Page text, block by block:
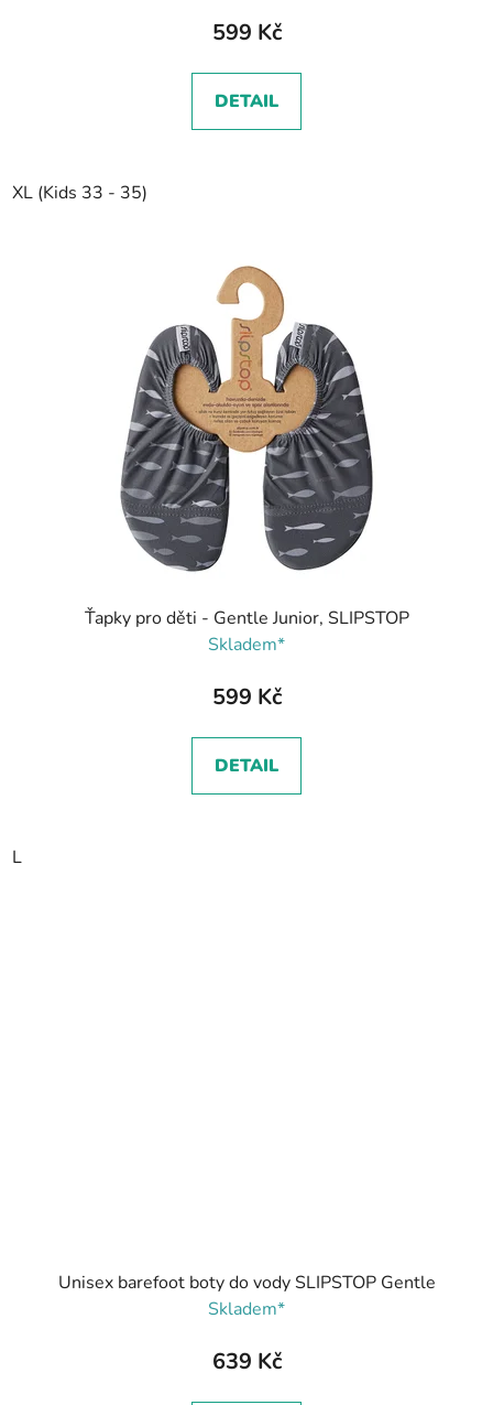
599 Kč
DETAIL
XL (Kids 33 - 35)
Ťapky pro děti - Gentle Junior, SLIPSTOP
Skladem*
599 Kč
DETAIL
L
Unisex barefoot boty do vody SLIPSTOP Gentle
Skladem*
639 Kč